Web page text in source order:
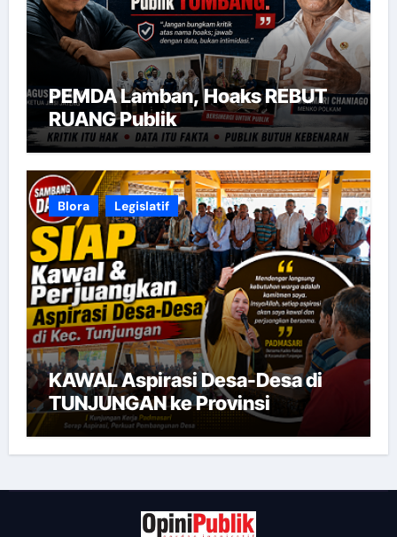
PEMDA Lamban, Hoaks REBUT
RUANG Publik
Blora Legislatif
KAWAL Aspirasi Desa-Desa di
TUNJUNGAN ke Provinsi